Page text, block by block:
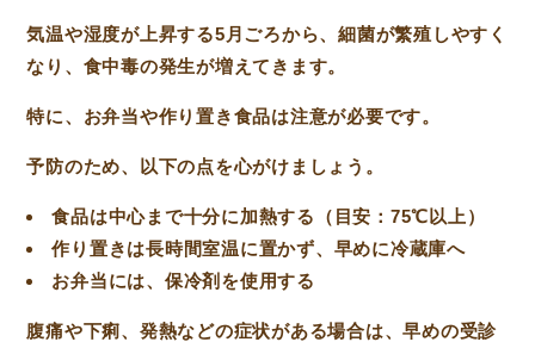
気温や湿度が上昇する5月ごろから、細菌が繁殖しやすく
なり、食中毒の発生が増えてきます。
特に、お弁当や作り置き食品は注意が必要です。
予防のため、以下の点を心がけましょう。
食品は中心まで十分に加熱する（目安：75℃以上）
作り置きは長時間室温に置かず、早めに冷蔵庫へ
お弁当には、保冷剤を使用する
腹痛や下痢、発熱などの症状がある場合は、早めの受診